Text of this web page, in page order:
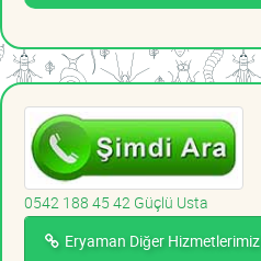
0542 188 45 42 Güçlü Usta
Eryaman Diğer Hizmetlerimiz